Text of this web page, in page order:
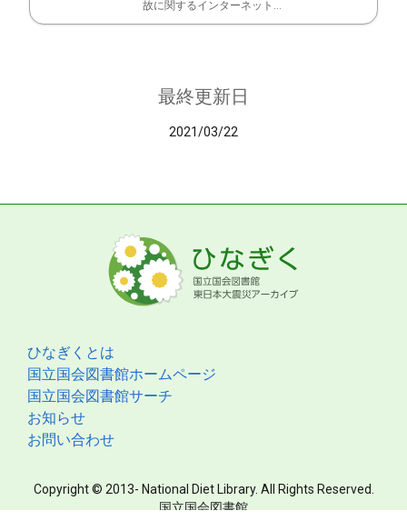
故に関するインターネット...
最終更新日
2021/03/22
ひなぎくとは
国立国会図書館ホームページ
国立国会図書館サーチ
お知らせ
お問い合わせ
Copyright © 2013- National Diet Library. All Rights Reserved.